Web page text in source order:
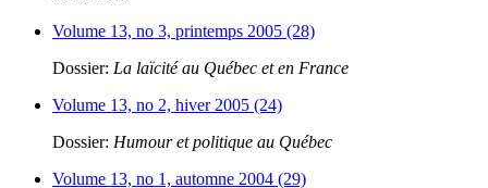
Volume 13, no 3, printemps 2005 (28)
Dossier: La laïcité au Québec et en France
Volume 13, no 2, hiver 2005 (24)
Dossier: Humour et politique au Québec
Volume 13, no 1, automne 2004 (29)